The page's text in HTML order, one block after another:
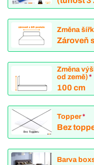
Změna
Zároveň
Změna
od země)*
100 cm
Topper*
Bez
Barva